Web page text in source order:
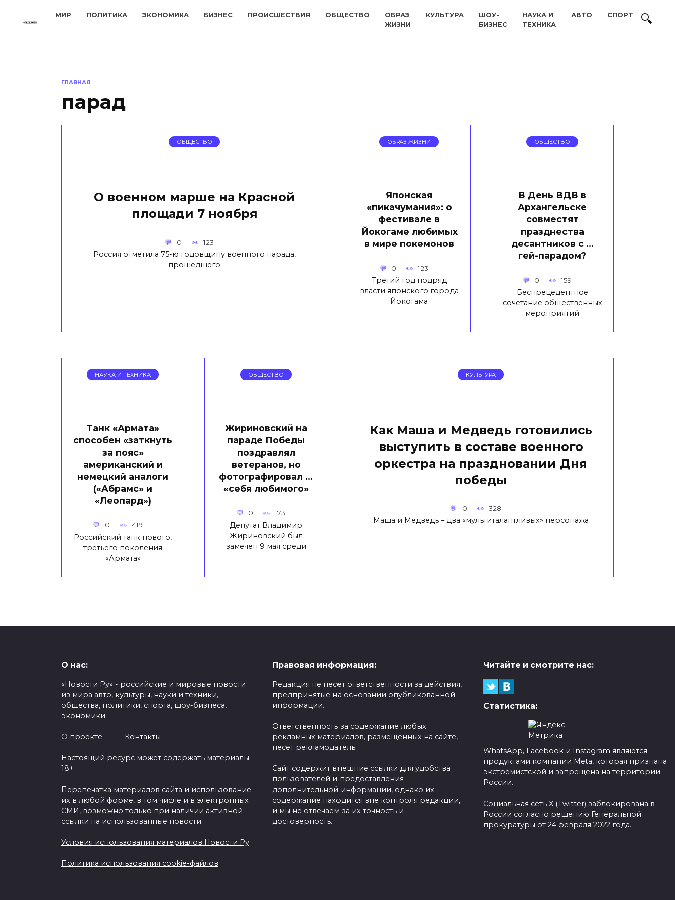
МИР ПОЛИТИКА ЭКОНОМИКА БИЗНЕС ПРОИСШЕСТВИЯ ОБЩЕСТВО
ОБРАЗ
ЖИЗНИ
КУЛЬТУРА
ШОУ-
БИЗНЕС
НАУКА И
ТЕХНИКА
АВТО СПОРТ
ГЛАВНАЯ
парад
ОБЩЕСТВО
О военном марше на Красной
площади 7 ноября
0 123
Россия отметила 75-ю годовщину военного парада,
прошедшего
ОБРАЗ ЖИЗНИ
Японская
«пикачумания»: о
фестивале в
Йокогаме любимых
в мире покемонов
0 123
Третий год подряд
власти японского города
Йокогама
ОБЩЕСТВО
В День ВДВ в
Архангельске
совместят
празднества
десантников с …
гей-парадом?
0 159
Беспрецедентное
сочетание общественных
мероприятий
НАУКА И ТЕХНИКА
Танк «Армата»
способен «заткнуть
за пояс»
американский и
немецкий аналоги
(«Абрамс» и
«Леопард»)
0 419
Российский танк нового,
третьего поколения
«Армата»
ОБЩЕСТВО
Жириновский на
параде Победы
поздравлял
ветеранов, но
фотографировал …
«себя любимого»
0 173
Депутат Владимир
Жириновский был
замечен 9 мая среди
КУЛЬТУРА
Как Маша и Медведь готовились
выступить в составе военного
оркестра на праздновании Дня
победы
0 328
Маша и Медведь – два «мультиталантливых» персонажа
О нас:
«Новости Ру» - российские и мировые новости
из мира авто, культуры, науки и техники,
общества, политики, спорта, шоу-бизнеса,
экономики.
О проекте Контакты
Настоящий ресурс может содержать материалы
18+
Перепечатка материалов сайта и использование
их в любой форме, в том числе и в электронных
СМИ, возможно только при наличии активной
ссылки на использованные новости.
Условия использования материалов Новости Ру
Политика использования cookie-файлов
Правовая информация:
Редакция не несет ответственности за действия,
предпринятые на основании опубликованной
информации.
Ответственность за содержание любых
рекламных материалов, размещенных на сайте,
несет рекламодатель.
Сайт содержит внешние ссылки для удобства
пользователей и предоставления
дополнительной информации, однако их
содержание находится вне контроля редакции,
и мы не отвечаем за их точность и
достоверность.
Читайте и смотрите нас:
Статистика:
WhatsApp, Facebook и Instagram являются
продуктами компании Meta, которая признана
экстремистской и запрещена на территории
России.
Социальная сеть X (Twitter) заблокирована в
России согласно решению Генеральной
прокуратуры от 24 февраля 2022 года.